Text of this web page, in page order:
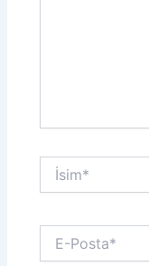
İsim*
Posta*